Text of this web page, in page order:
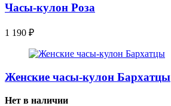
Часы-кулон Роза
1 190 ₽
Женские часы-кулон Бархатцы
Нет в наличии